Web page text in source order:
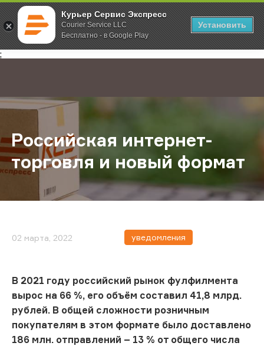
Курьер Сервис Экспресс
Courier Service LLC
Бесплатно - в Google Play
Установить
;
Главная О компании Новости Российская интернет-торговля
Российская интернет-
торговля и новый формат
02 марта, 2022 уведомления
В 2021 году российский рынок фулфилмента
вырос на 66 %, его объём составил 41,8 млрд.
рублей. В общей сложности розничным
покупателям в этом формате было доставлено
186 млн. отправлений – 13 % от общего числа